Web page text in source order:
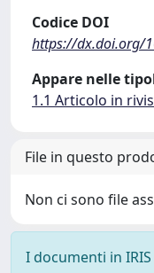
Codice DOI
https://dx.doi.org/
Appare nelle
1.1 Articolo in
File in questo
Non ci sono file
I documenti in